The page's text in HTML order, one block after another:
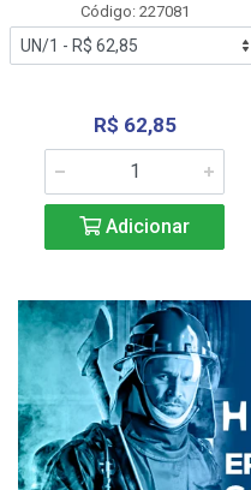
Código: 227081
R$ 62,85
Adicionar